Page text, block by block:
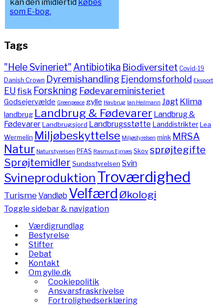
kan den imidlertid købes
som E-bog.
Tags
"Hele Svineriet" Antibiotika Biodiversitet Covid-19
Danish Crown Dyremishandling Ejendomsforhold Eksport
EUfisk Forskning Fødevareministeriet
Godsejervælde Greenpeace gylle Havbrug Ian Heilmann Jagt Klima
landbrug Landbrug & Fødevarer Landbrug &
FødevarerLandbrugsjord Landbrugsstøtte LanddistrikterLea
Wermelin Miljøbeskyttelse Miljøstyrelsen mink MRSA
Natur Naturstyrelsen PFAS Rasmus Ejrnæs Skov sprøjtegifte
Sprøjtemidler Sundsstyrelsen Svin
Svineproduktion Troværdighed
TurismeVandløb Velfærd Økologi
Toggle sidebar & navigation
Værdigrundlag
Bestyrelse
Stifter
Debat
Kontakt
Om gylle.dk
Cookiepolitik
Ansvarsfraskrivelse
Fortrolighedserklæring